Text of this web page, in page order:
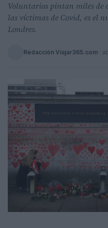
Voluntarios pintan miles de
las víctimas de Covid, es el
Londres.
Redacción Viajar365.com ·